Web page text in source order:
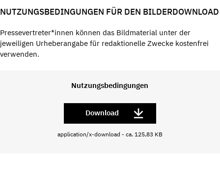
NUTZUNGSBEDINGUNGEN FÜR DEN BILDERDOWNLOAD
Pressevertreter*innen können das Bildmaterial unter der
jeweiligen Urheberangabe für redaktionelle Zwecke kostenfrei
verwenden.
Nutzungsbedingungen
Download
application/x-download - ca. 125,83 KB